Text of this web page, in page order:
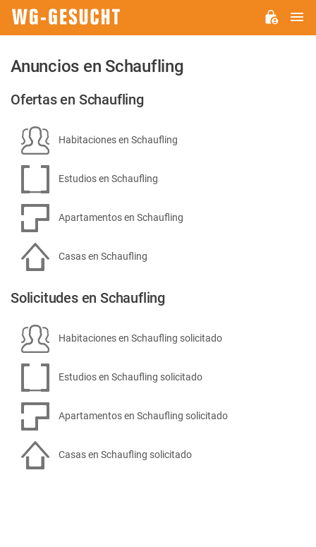
Anuncios en Schaufling
Ofertas en Schaufling
Habitaciones en Schaufling
Estudios en Schaufling
Apartamentos en Schaufling
Casas en Schaufling
Solicitudes en Schaufling
Habitaciones en Schaufling solicitado
Estudios en Schaufling solicitado
Apartamentos en Schaufling solicitado
Casas en Schaufling solicitado